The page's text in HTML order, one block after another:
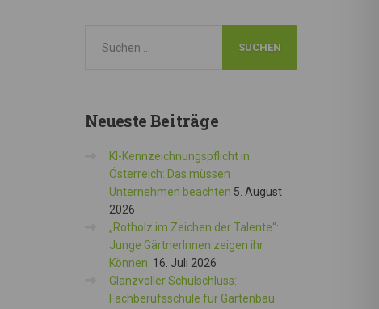
NeuesteBeiträge
KI-Kennzeichnungspflicht in
Österreich: Das müssen
Unternehmen beachten 5. August
2026
„Rotholz im Zeichen der Talente“:
Junge GärtnerInnen zeigen ihr
Können. 16. Juli 2026
Glanzvoller Schulschluss:
Fachberufsschule für Gartenbau